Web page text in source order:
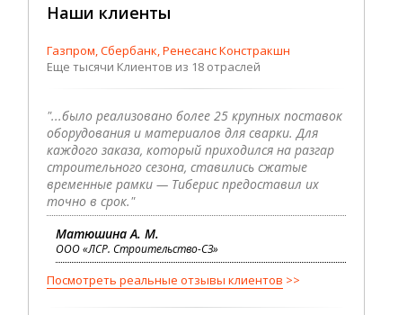
Наши клиенты
Газпром, Сбербанк, Ренесанс Констракшн
Еще тысячи Клиентов из 18 отраслей
"...было реализовано более 25 крупных поставок
оборудования и материалов для сварки. Для
каждого заказа, который приходился на разгар
строительного сезона, ставились сжатые
временные рамки — Тиберис предоставил их
точно в срок."
Матюшина А. М.
ООО «ЛСР. Строительство-СЗ»
Посмотреть реальные отзывы клиентов